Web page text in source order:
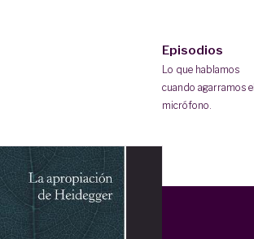
Episodios
Lo que hablamos
cuando agarramos el
micrófono.